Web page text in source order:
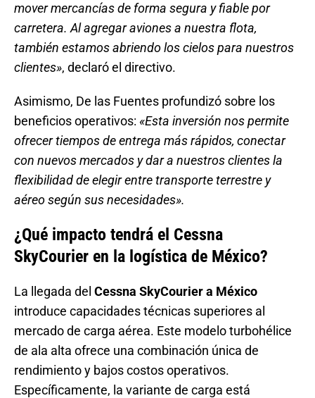
mover mercancías de forma segura y fiable por
carretera. Al agregar aviones a nuestra flota,
también estamos abriendo los cielos para nuestros
clientes», declaró el directivo.
Asimismo, De las Fuentes profundizó sobre los
beneficios operativos: «Esta inversión nos permite
ofrecer tiempos de entrega más rápidos, conectar
con nuevos mercados y dar a nuestros clientes la
flexibilidad de elegir entre transporte terrestre y
aéreo según sus necesidades».
¿Qué impacto tendrá el Cessna
SkyCourier en la logística de México?
La llegada del Cessna SkyCourier a México
introduce capacidades técnicas superiores al
mercado de carga aérea. Este modelo turbohélice
de ala alta ofrece una combinación única de
rendimiento y bajos costos operativos.
Específicamente, la variante de carga está